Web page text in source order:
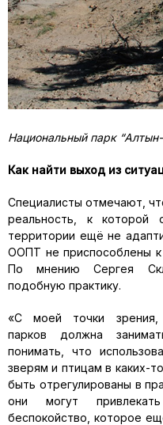
Национальный парк
Как найти выход из
Специалисты отмечают,
реальность, к которой
территории ещё не
ООПТ не приспособлены
По мнению Сергея
подобную практику.
«С моей точки зрения,
парков должна
понимать, что
зверям и птицам в каких-
быть отрегулированы в
они могут
беспокойство, которое